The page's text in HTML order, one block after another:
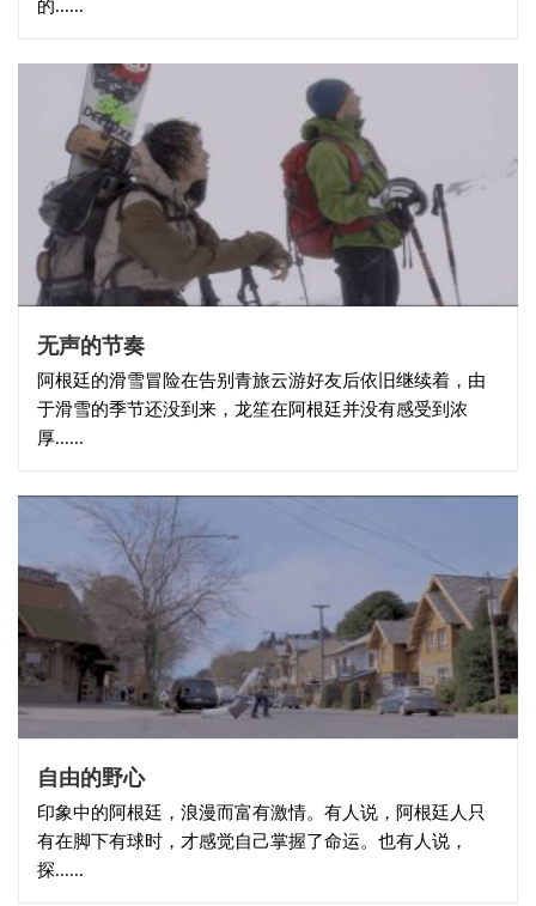
的......
无声的节奏
阿根廷的滑雪冒险在告别青旅云游好友后依旧继续着，由
于滑雪的季节还没到来，龙笙在阿根廷并没有感受到浓
厚......
自由的野心
印象中的阿根廷，浪漫而富有激情。有人说，阿根廷人只
有在脚下有球时，才感觉自己掌握了命运。也有人说，
探......